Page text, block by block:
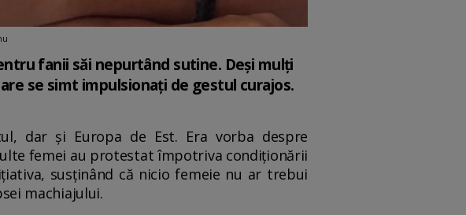
fanii săi nepurtând sutine. Deși mulți
se simt impulsionați de gestul curajos.
dar și Europa de Est. Era vorba despre
femei au protestat împotriva condiționării
susținând că nicio femeie nu ar trebui
machiajului.